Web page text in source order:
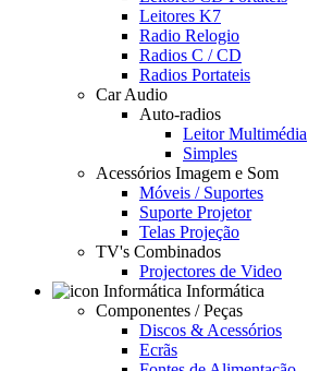
Leitores K7
Radio Relogio
Radios C / CD
Radios Portateis
Car Audio
Auto-radios
Leitor Multimédia
Simples
Acessórios Imagem e Som
Móveis / Suportes
Suporte Projetor
Telas Projeção
TV's Combinados
Projectores de Video
Informática
Componentes / Peças
Discos & Acessórios
Ecrãs